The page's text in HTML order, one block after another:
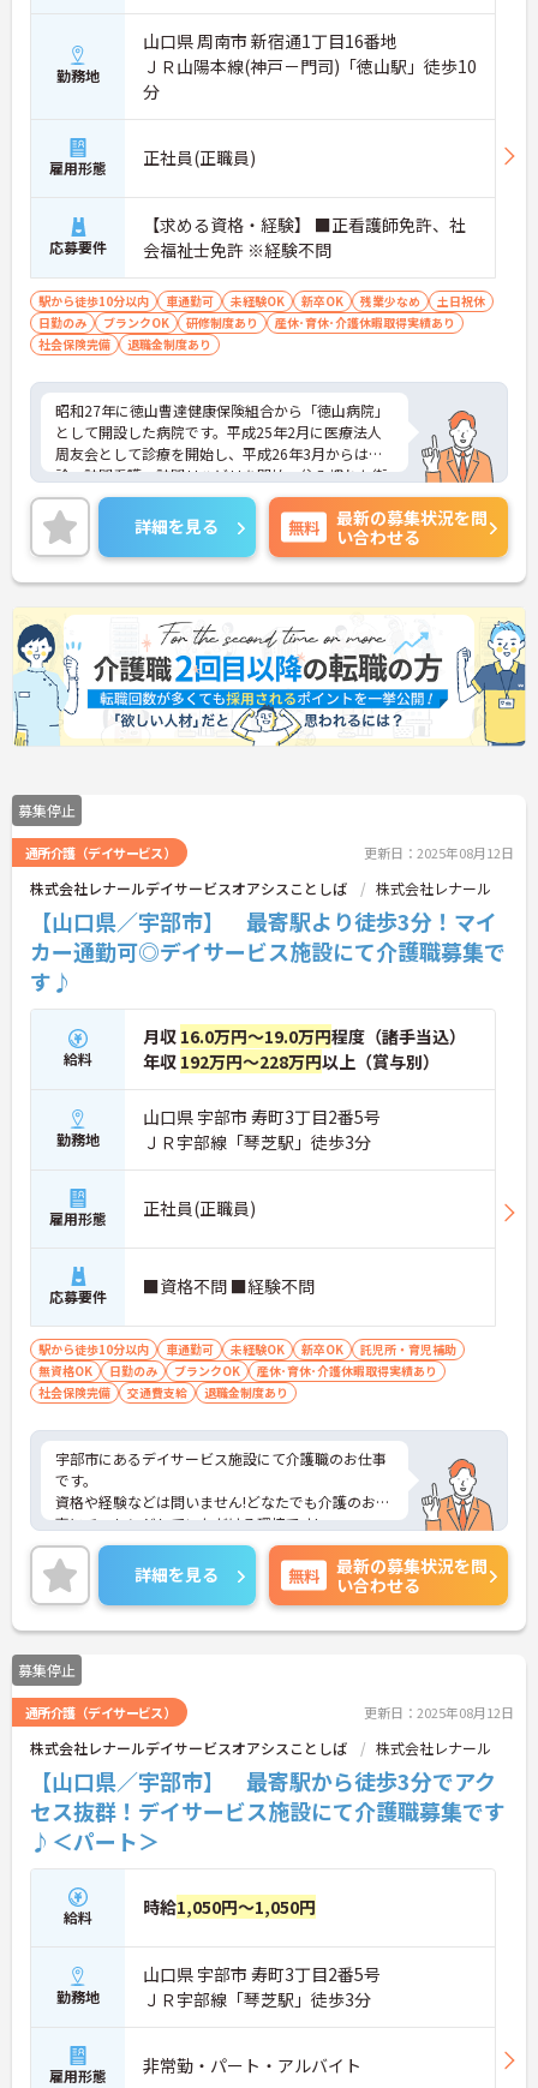
勤務地
山口県 周南市 新宿通1丁目16番地
ＪＲ山陽本線(神戸－門司)「徳山駅」徒歩10
分
雇用形態 正社員(正職員)
応募要件
【求める資格・経験】 ■正看護師免許、社
会福祉士免許 ※経験不問
駅から徒歩10分以内 車通勤可 未経験OK 新卒OK 残業少なめ
土日祝休
日勤のみ
ブランクOK 研修制度あり
産休･育休･介護休暇取得実績あり
社会保険完備
退職金制度あり
昭和27年に徳山曹達健康保険組合から「徳山病院」
として開設した病院です。平成25年2月に医療法人
周友会として診療を開始し、平成26年3月からは往
診・訪問看護・訪問リハビリを開始。住み慣れた街
で安心して生活ができるようサポートされていま
す。
看護部は、20～60代までと幅広い年齢層のスタッフ
がおり、特に20～30代の子育て世代が多いため、家
庭と両立しやすいように柔軟な勤務体制が整ってい
ます。
78床という規模だからこそスタッフ全体の顔が分か
る職種の垣根のないアットホームな病院です。
ご興味のある方はぜひお気軽にお問い合わせくださ
い
詳細を見る 無料
最新の募集状況を問
い合わせる
募集停止
通所介護（デイサービス） 更新日：2025年08月12日
株式会社レナールデイサービスオアシスことしば 株式会社レナール
【山口県／宇部市】 最寄駅より徒歩3分！マイ
カー通勤可◎デイサービス施設にて介護職募集で
す♪
給料
月収 16.0万円～19.0万円程度（諸手当込）
年収 192万円～228万円以上（賞与別）
勤務地
山口県 宇部市 寿町3丁目2番5号
ＪＲ宇部線「琴芝駅」徒歩3分
雇用形態 正社員(正職員)
応募要件 ■資格不問 ■経験不問
駅から徒歩10分以内 車通勤可 未経験OK 新卒OK
託児所・育児補助
無資格OK
日勤のみ ブランクOK
産休･育休･介護休暇取得実績あり
社会保険完備
交通費支給 退職金制度あり
宇部市にあるデイサービス施設にて介護職のお仕事
です。
資格や経験などは問いません!どなたでも介護のお仕
事にチャレンジしていただける環境です!
育児休業の取得実績や利用可能な託児所など、福利
厚生も充実しているので、安心して長く働くことが
出来る環境が整っていますよ♪
ご興味がある方は是非一度マイナビまでお問い合わ
せください。さらに詳細などお伝えします！
詳細を見る 無料
最新の募集状況を問
い合わせる
募集停止
通所介護（デイサービス） 更新日：2025年08月12日
株式会社レナールデイサービスオアシスことしば 株式会社レナール
【山口県／宇部市】 最寄駅から徒歩3分でアク
セス抜群！デイサービス施設にて介護職募集です
♪＜パート＞
給料 時給1,050円～1,050円
勤務地
山口県 宇部市 寿町3丁目2番5号
ＪＲ宇部線「琴芝駅」徒歩3分
雇用形態 非常勤・パート・アルバイト